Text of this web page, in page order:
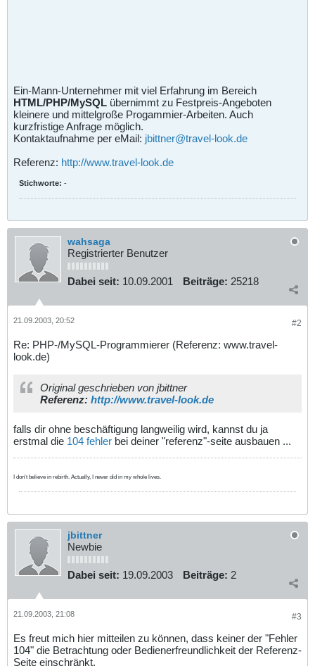
Ein-Mann-Unternehmer mit viel Erfahrung im Bereich
HTML/PHP/MySQL übernimmt zu Festpreis-Angeboten
kleinere und mittelgroße Progammier-Arbeiten. Auch
kurzfristige Anfrage möglich.
Kontaktaufnahme per eMail: jbittner@travel-look.de
Referenz: http://www.travel-look.de
Stichworte: -
wahsaga
Registrierter Benutzer
Dabei seit: 10.09.2001 Beiträge: 25218
#2
21.09.2003, 20:52
Re: PHP-/MySQL-Programmierer (Referenz: www.travel-
look.de)
Original geschrieben von jbittner
Referenz: http://www.travel-look.de
falls dir ohne beschäftigung langweilig wird, kannst du ja
erstmal die 104 fehler bei deiner "referenz"-seite ausbauen ...
I don't believe in rebirth. Actually, I never did in my whole lives.
jbittner
Newbie
Dabei seit: 19.09.2003 Beiträge: 2
#3
21.09.2003, 21:08
Es freut mich hier mitteilen zu können, dass keiner der "Fehler
104" die Betrachtung oder Bedienerfreundlichkeit der Referenz-
Seite einschränkt.